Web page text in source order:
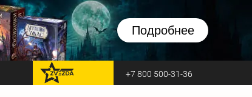
Подробнее
перейти на Zvezda +7 800 500-31-36